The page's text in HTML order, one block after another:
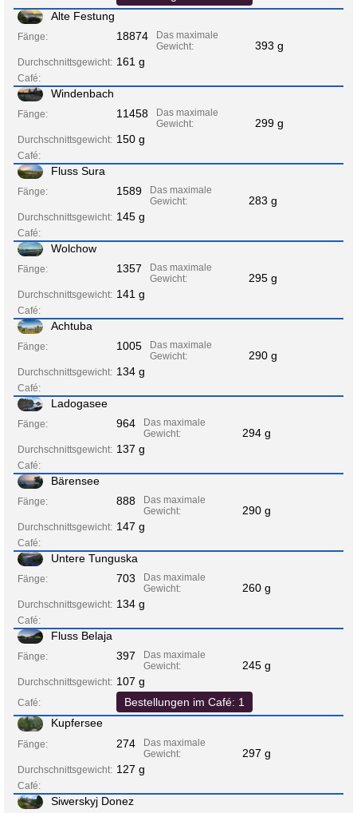
Alte Festung
Fänge: 18874
Das maximale
Gewicht:
393 g
Durchschnittsgewicht: 161 g
Café:
Windenbach
Fänge: 11458
Das maximale
Gewicht:
299 g
Durchschnittsgewicht: 150 g
Café:
Fluss Sura
Fänge: 1589
Das maximale
Gewicht:
283 g
Durchschnittsgewicht: 145 g
Café:
Wolchow
Fänge: 1357
Das maximale
Gewicht:
295 g
Durchschnittsgewicht: 141 g
Café:
Achtuba
Fänge: 1005
Das maximale
Gewicht:
290 g
Durchschnittsgewicht: 134 g
Café:
Ladogasee
Fänge: 964
Das maximale
Gewicht:
294 g
Durchschnittsgewicht: 137 g
Café:
Bärensee
Fänge: 888
Das maximale
Gewicht:
290 g
Durchschnittsgewicht: 147 g
Café:
Untere Tunguska
Fänge: 703
Das maximale
Gewicht:
260 g
Durchschnittsgewicht: 134 g
Café:
Fluss Belaja
Fänge: 397
Das maximale
Gewicht:
245 g
Durchschnittsgewicht: 107 g
Café:
Bestellungen im Café: 1
Kupfersee
Fänge: 274
Das maximale
Gewicht:
297 g
Durchschnittsgewicht: 127 g
Café:
Siwerskyj Donez